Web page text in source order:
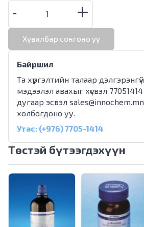
Хувилбар сонгоно уу
Байршил
Та хүргэлтийн талаар дэлгэрэнгүй
мэдээлэл авахыг хүсвэл 77051414
дугаар эсвэл sales@innochem.mn
холбогдоно уу.
Утас: (+976) 7705-1414
Төстэй бүтээгдэхүүн